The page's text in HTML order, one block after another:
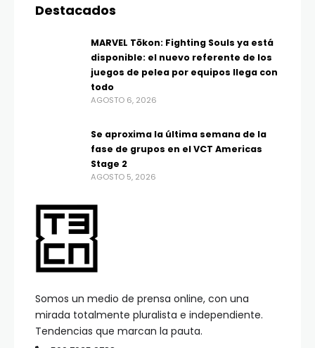
Somos un medio de prensa online, con una
mirada totalmente pluralista e independiente.
Tendencias que marcan la pauta.
Destacados
MARVEL Tōkon: Fighting Souls ya está
disponible: el nuevo referente de los
juegos de pelea por equipos llega con
todo
AGOSTO 6, 2026
Se aproxima la última semana de la
fase de grupos en el VCT Americas
Stage 2
AGOSTO 5, 2026